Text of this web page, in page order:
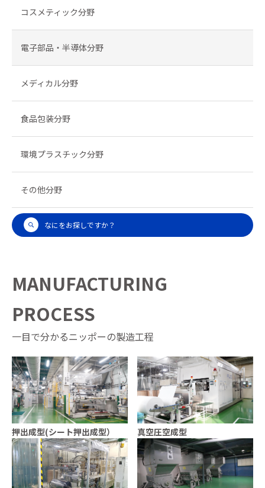
コスメティック分野
電子部品・半導体分野
メディカル分野
食品包装分野
環境プラスチック分野
その他分野
なにをお探しですか？
MANUFACTURING
PROCESS
一目で分かるニッポーの製造工程
押出成型(シート押出成型） 真空圧空成型